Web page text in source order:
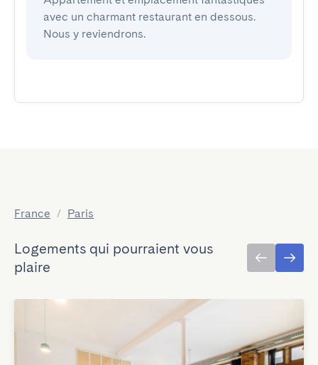
avec un charmant restaurant en dessous.
Nous y reviendrons.
France / Paris
Logements qui pourraient vous
plaire